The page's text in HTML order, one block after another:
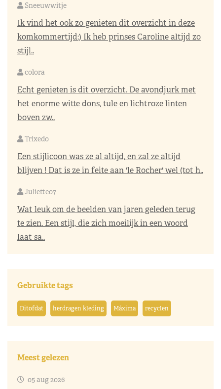
Sneeuwwitje
Ik vind het ook zo genieten dit overzicht in deze
komkommertijd:) Ik heb prinses Caroline altijd zo
stijl..
colora
Echt genieten is dit overzicht. De avondjurk met
het enorme witte dons, tule en lichtroze linten
boven zw..
Trixedo
Een stijlicoon was ze al altijd, en zal ze altijd
blijven ! Dat is ze in feite aan 'le Rocher' wel (tot h..
Juliette07
Wat leuk om de beelden van jaren geleden terug
te zien. Een stijl, die zich moeilijk in een woord
laat sa..
Gebruikte tags
Ditofdat herdragen kleding Máxima recyclen
Meest gelezen
05 aug 2026